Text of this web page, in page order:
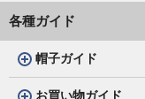
各種ガイド
帽子ガイド
お買い物ガイド